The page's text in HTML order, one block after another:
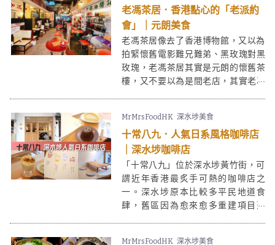
老馮茶居．香港點心的「老派約
會」｜元朗美食
老馮茶居像去了香港博物館，又以為
拍緊懷舊電影難兄難弟、黑玫瑰對黑
玫瑰，老馮茶居其實是元朗的懷舊茶
樓，又不要以為是間老店，其實老馮
點心老師傅。
MrMrsFoodHK 深水埗美食
十常八九．人氣日系風格咖啡店
｜深水埗咖啡店
「十常八九」位於深水埗黃竹街，可
謂近年香港最炙手可熱的咖啡店之
一。深水埗原本比較多平民地道食
肆，舊區因為愈來愈多重建項目落
MrMrsFoodHK 深水埗美食